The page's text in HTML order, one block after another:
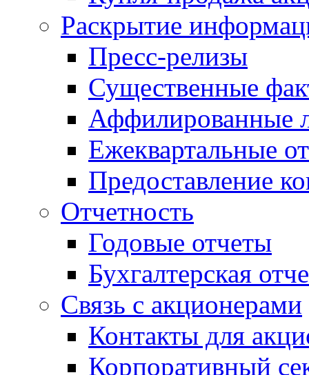
Раскрытие
Пресс-релизы
Существенные
Аффилированные
Ежеквартальные
Предоставление
Отчетность
Годовые отчеты
Бухгалтерская
Связь с акционерами
Контакты для
Корпоративный